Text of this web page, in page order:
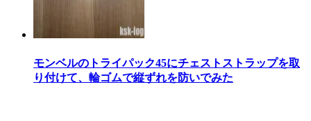
モンベルのトライパック45にチェストストラップを取
り付けて、輪ゴムで縦ずれを防いでみた